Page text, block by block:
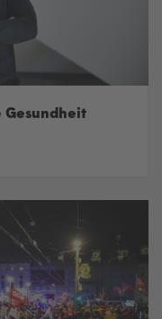
Gesundheit